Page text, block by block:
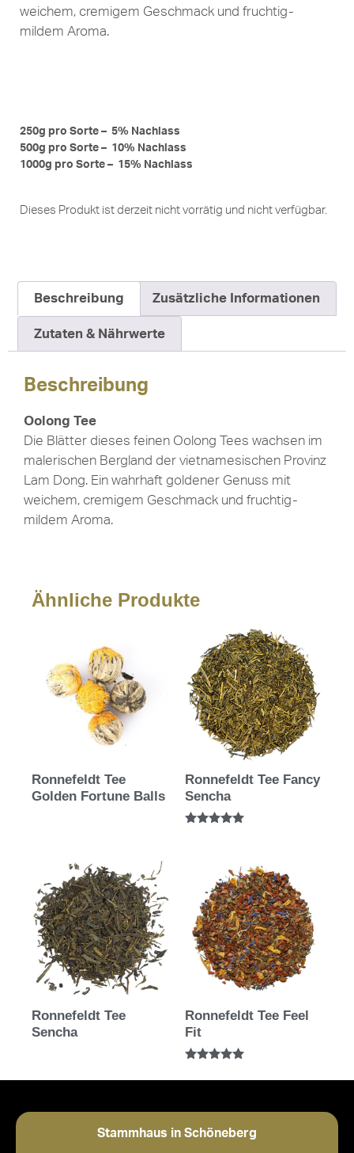
weichem, cremigem Geschmack und fruchtig-
mildem Aroma.
250g pro Sorte – 5% Nachlass
500g pro Sorte – 10% Nachlass
1000g pro Sorte – 15% Nachlass
Dieses Produkt ist derzeit nicht vorrätig und nicht verfügbar.
Beschreibung Zusätzliche Informationen
Zutaten & Nährwerte
Beschreibung
Oolong Tee
Die Blätter dieses feinen Oolong Tees wachsen im
malerischen Bergland der vietnamesischen Provinz
Lam Dong. Ein wahrhaft goldener Genuss mit
weichem, cremigem Geschmack und fruchtig-
mildem Aroma.
Ähnliche Produkte
Ronnefeldt Tee
Golden Fortune Balls
Ronnefeldt Tee Fancy
Sencha
Ronnefeldt Tee
Sencha
Ronnefeldt Tee Feel
Fit
5.00
Stammhaus in Schöneberg